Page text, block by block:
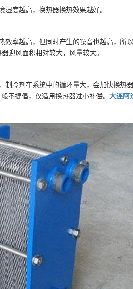
度越高，换热器换热效果越好。
率越高，但同时产生的噪音也越高，所
迎风面积相对较大，风量较大。
冷剂在系统中的循环量大，会加快换热
不提倡，仅适用换热器过小补偿。 大连阿